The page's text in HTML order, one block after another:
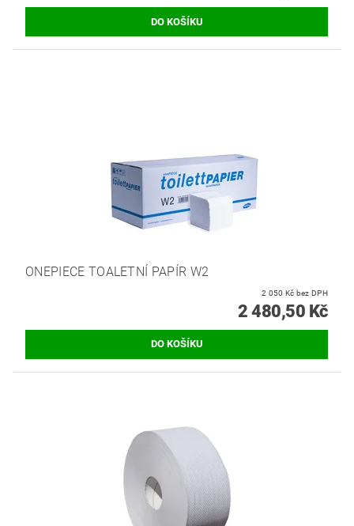
ONEPIECE TOALETNÍ PAPÍR W2
2 050 Kč bez DPH
2 480,50 Kč